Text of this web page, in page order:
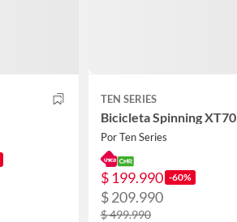
TEN SERIES
Bicicleta Spinning XT70
Por Ten Series
$ 199.990 -60%
$ 209.990
$ 499.990